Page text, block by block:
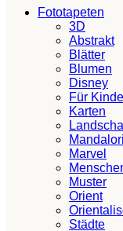
Fototapeten
3D
Abstrakt
Blätter
Blumen
Disney
Für
Karten
Marvel
Muster
Orient
Städte